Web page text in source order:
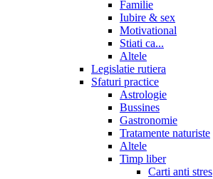
Familie
Iubire & sex
Motivational
Stiati ca...
Altele
Legislatie rutiera
Sfaturi practice
Astrologie
Bussines
Gastronomie
Tratamente naturiste
Altele
Timp liber
Carti anti stres